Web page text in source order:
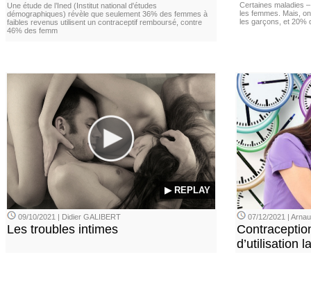
Une étude de l’Ined (Institut national d'études
démographiques) révèle que seulement 36% des femmes à
faibles revenus utilisent un contraceptif remboursé, contre
46% des femm
Certaines maladies
les femmes. Mais,
les garçons, et 20%
▶ REPLAY
09/10/2021 | Didier GALIBERT
Les troubles intimes
07/12/2021 |
d’utilisation